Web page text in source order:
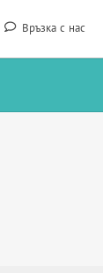
Връзка с нас